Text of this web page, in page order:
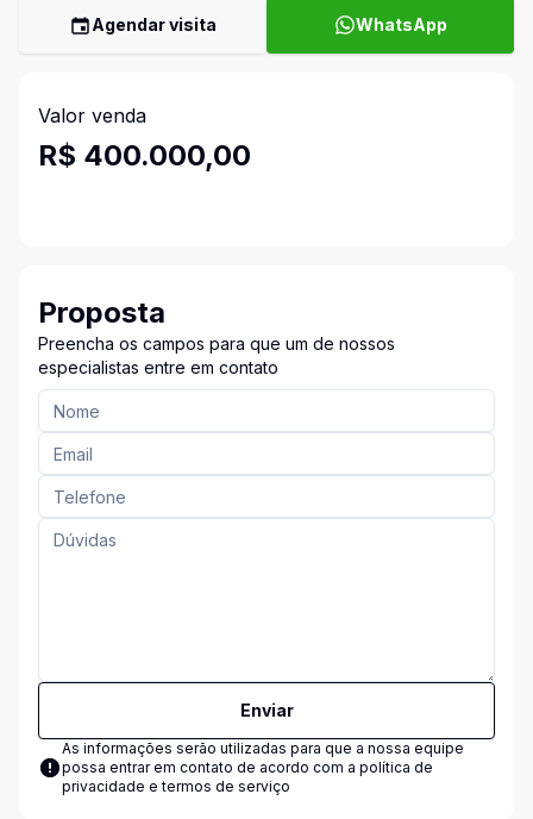
Agendar visita WhatsApp
Valor venda
R$ 400.000,00
Proposta
Preencha os campos para que um de nossos
especialistas entre em contato
Enviar
As informações serão utilizadas para que a nossa equipe
possa entrar em contato de acordo com a política de
privacidade e termos de serviço